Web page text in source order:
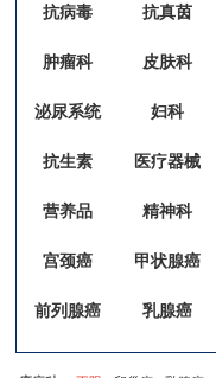
抗病毒 抗真茵
肿瘤科 皮肤科
泌尿系统 妇科
抗生素 医疗器械
营养品 精神科
宫颈癌 甲状腺癌
前列腺癌 乳腺癌